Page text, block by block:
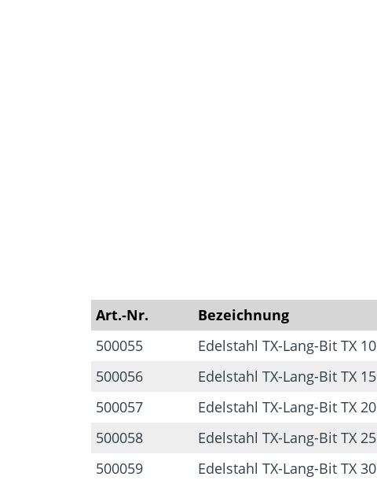
Art.-Nr. Bezeichnung
500055
Edelstahl TX-Lang-Bit TX 10
500056
Edelstahl TX-Lang-Bit TX 15
500057
Edelstahl TX-Lang-Bit TX 20
500058
Edelstahl TX-Lang-Bit TX 25
500059
Edelstahl TX-Lang-Bit TX 30